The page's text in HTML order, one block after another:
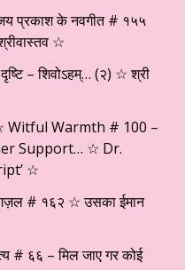
जय प्रकाश के नवगीत # १५५
☆
– शिवोऽहम्… (२) ☆ श्री
Witful Warmth # 100 –
Support… ☆ Dr.
☆
ग़ज़ल # १६२ ☆ उसका ईमान
# ६६ – मिल जाए गर कोई